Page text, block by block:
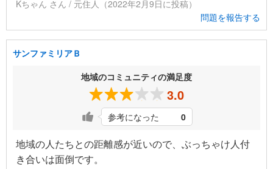
Kちゃん さん / 元住人（2022年2月9日に投稿）
問題を報告する
サンファミリアＢ
地域のコミュニティの満足度
3.0
参考になった 0
地域の人たちとの距離感が近いので、ぶっちゃけ人付
き合いは面倒です。